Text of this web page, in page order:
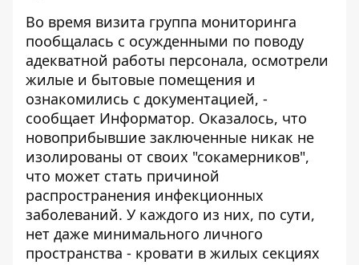
Во время визита группа мониторинга
пообщалась с осужденными по поводу
адекватной работы персонала, осмотрели
жилые и бытовые помещения и
ознакомились с документацией, -
сообщает Информатор. Оказалось, что
новоприбывшие заключенные никак не
изолированы от своих "сокамерников",
что может стать причиной
распространения инфекционных
заболеваний. У каждого из них, по сути,
нет даже минимального личного
пространства - кровати в жилых секциях